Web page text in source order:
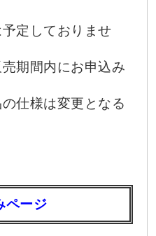
定しておりませ
期間内にお申込み
仕様は変更となる
ページ